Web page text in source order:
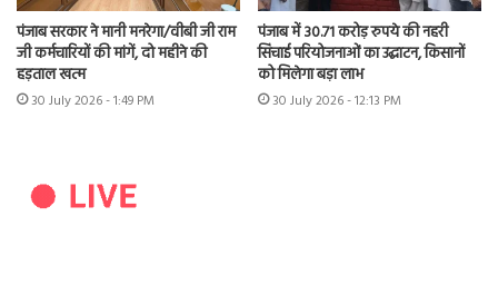
पंजाब सरकार ने मानी मनरेगा/वीबी जी राम
जी कर्मचारियों की मांगें, दो महीने की
हड़ताल खत्म
30 July 2026 - 1:49 PM
पंजाब में 30.71 करोड़ रुपये की नहरी
सिंचाई परियोजनाओं का उद्घाटन, किसानों
को मिलेगा बड़ा लाभ
30 July 2026 - 12:13 PM